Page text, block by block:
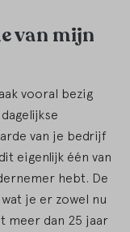
van mijn
vooral bezig
van je bedrijf
eigenlijk één van
hebt. De
je er zowel nu
meer dan 25 jaar